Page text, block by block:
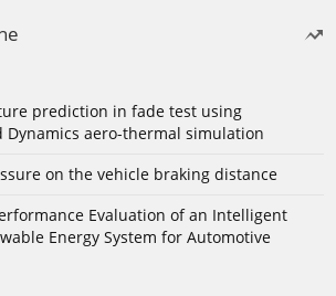
prediction in fade test using
Dynamics aero-thermal simulation
on the vehicle braking distance
Evaluation of an Intelligent
Energy System for Automotive